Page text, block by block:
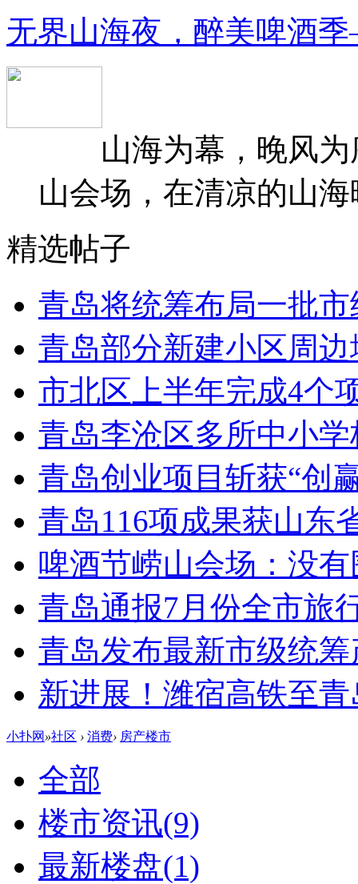
无界山海夜，醉美啤酒
山海为幕，晚风为
山会场，在清凉的山
精选帖子
青岛将统筹布局一批市
青岛部分新建小区周
市北区上半年完成4个
青岛李沧区多所中小
青岛创业项目斩获“创
青岛116项成果获山东
啤酒节崂山会场：没有
青岛通报7月份全市旅
青岛发布最新市级统
新进展！潍宿高铁至
小扑网 »社区 › 消费› 房产楼市
全部
楼市资讯(9)
最新楼盘(1)